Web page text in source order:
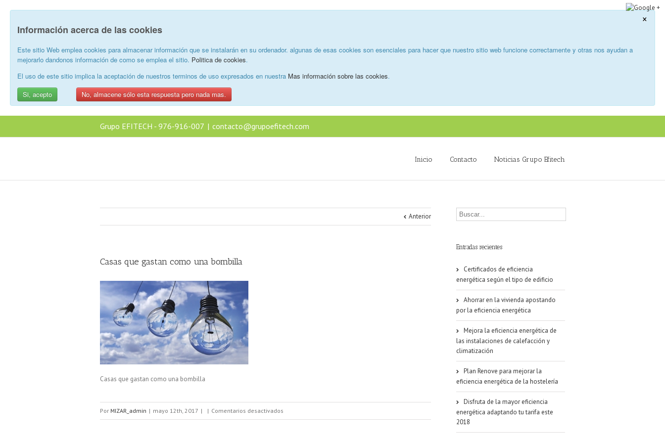
×
Información acerca de las cookies
Este sitio Web emplea cookies para almacenar información que se instalarán en su ordenador. algunas de esas cookies son esenciales para hacer que nuestro sitio web funcione correctamente y otras nos ayudan a
mejorarlo dandonos información de como se emplea el sitio. Politica de cookies.
El uso de este sitio implica la aceptación de nuestros terminos de uso expresados en nuestra Mas información sobre las cookies.
Si, acepto
No, almacene sólo esta respuesta pero nada mas.
Grupo EFITECH - 976-916-007 | contacto@grupoefitech.com
Inicio Contacto Noticias Grupo Efitech
Anterior
Casas que gastan como una bombilla
Casas que gastan como una bombilla
Por MIZAR_admin | mayo 12th, 2017 | | Comentarios desactivados
Entradas recientes
Certificados de eficiencia
energética según el tipo de edificio
Ahorrar en la vivienda apostando
por la eficiencia energética
Mejora la eficiencia energética de
las instalaciones de calefacción y
climatización
Plan Renove para mejorar la
eficiencia energética de la hostelería
Disfruta de la mayor eficiencia
energética adaptando tu tarifa este
2018